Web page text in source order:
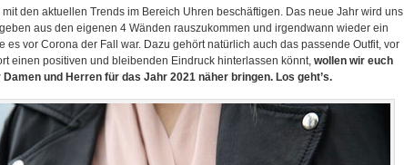
den aktuellen Trends im Bereich Uhren beschäftigen. Das neue Jahr wird uns
aus den eigenen 4 Wänden rauszukommen und irgendwann wieder ein
es vor Corona der Fall war. Dazu gehört natürlich auch das passende Outfit, vor
einen positiven und bleibenden Eindruck hinterlassen könnt, wollen wir euch
und Herren für das Jahr 2021 näher bringen. Los geht’s.